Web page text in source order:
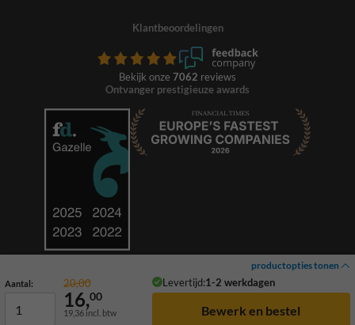
productopties tonen
Aantal: 20,00 Levertijd:1-2 werkdagen
16,00
19,36 incl. btw
Klantbeoordelingen
Bekijk onze 7062 reviews
Ontvanger prestigieuze awards
© 2026 TrafficSupply. Alle rechten voorbehouden.